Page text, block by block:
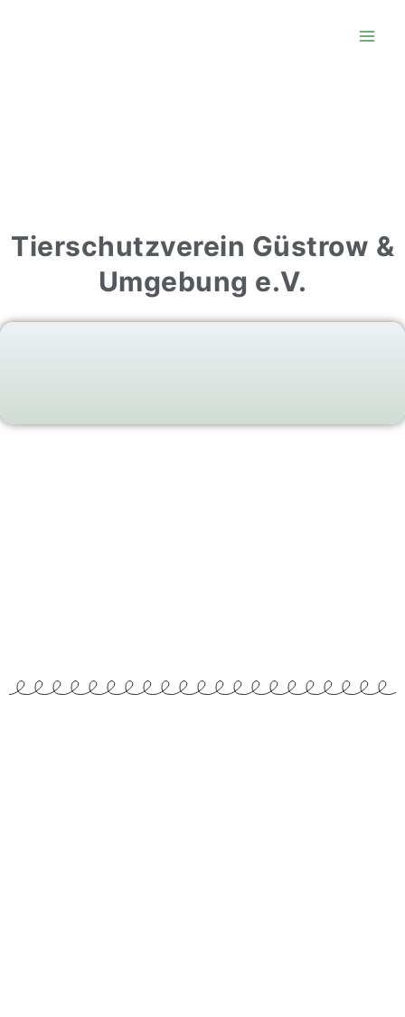
Tierschutzverein Güstrow &
Umgebung e.V.